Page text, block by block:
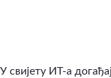
У свијету ИТ-а